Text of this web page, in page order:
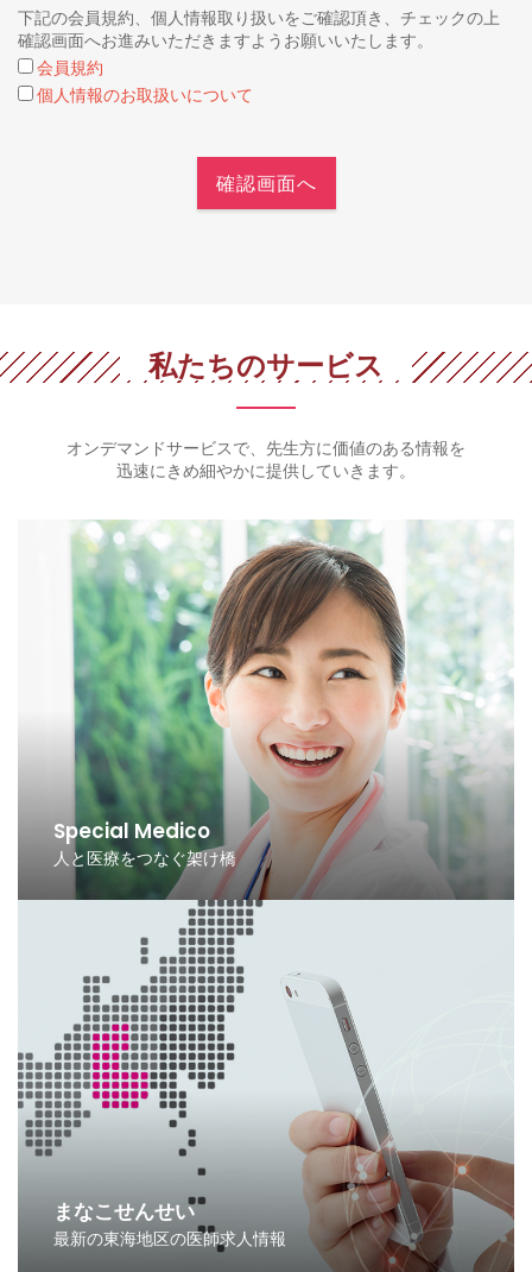
下記の会員規約、個人情報取り扱いをご確認頂き、チェックの上
確認画面へお進みいただきますようお願いいたします。
会員規約
個人情報のお取扱いについて
確認画面へ
私たちのサービス
オンデマンドサービスで、先生方に価値のある情報を
迅速にきめ細やかに提供していきます。
Special Medico
人と医療をつなぐ架け橋
まなこせんせい
最新の東海地区の医師求人情報